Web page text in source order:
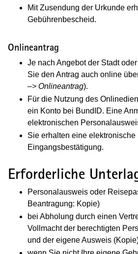
Mit Zusendung der Urkunde
Gebührenbescheid.
Onlineantrag
Je nach Angebot der Stadt
Sie den Antrag auch online
–> Onlineantrag).
Für die Nutzung des
ein Konto bei BundID. Eine
elektronischen
Sie erhalten eine elektronische
Eingangsbestätigung.
Erforderliche
Personalausweis oder
Beantragung: Kopie)
bei Abholung durch einen
Vollmacht der berechtigten
und der eigene Ausweis